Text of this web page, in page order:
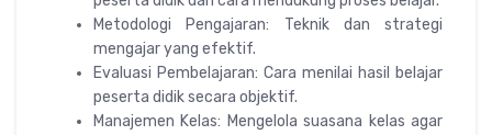
Metodologi Pengajaran: Teknik dan strategi
mengajar yang efektif.
Evaluasi Pembelajaran: Cara menilai hasil belajar
peserta didik secara objektif.
Manajemen Kelas: Mengelola suasana kelas agar